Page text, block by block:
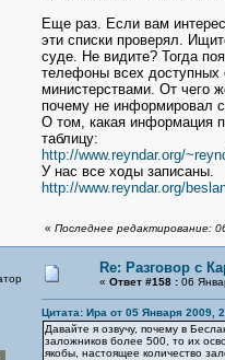
Еще раз. Если вам
эти списки проверял.
суде. Не видите? Тогда
телефоны всех доступных
министерствами. От чего
почему не информировал
О том, какая информация
таблицу:
http://www.reyndar.org/
У нас все ходы записаны.
http://www.reyndar.org/
« Последнее редактирование:
Re: Разговор с
« Ответ #158 :06
Цитата: Ира от 05 Января 2009,
Давайте я озвучу, почему в
заложников более 500, то их
якобы, настоящее количество